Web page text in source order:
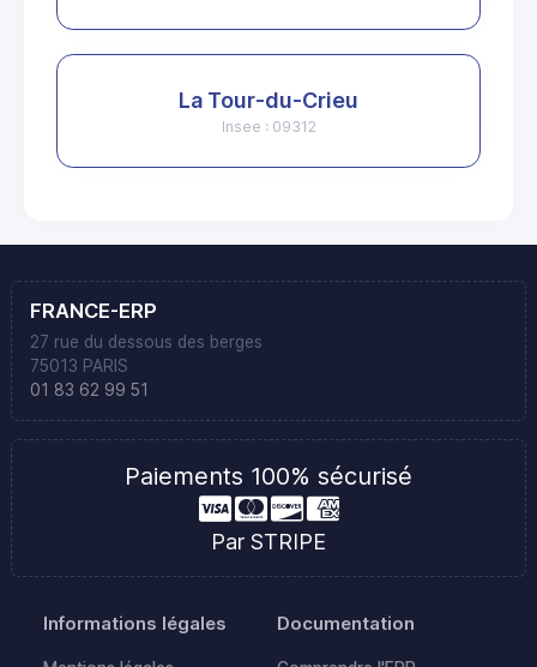
La Tour-du-Crieu
Insee : 09312
FRANCE-ERP
27 rue du dessous des berges
75013 PARIS
01 83 62 99 51
Paiements 100% sécurisé
Par STRIPE
Informations légales Documentation